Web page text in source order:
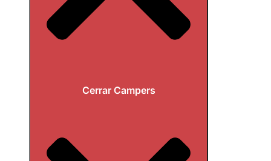
Cerrar Campers